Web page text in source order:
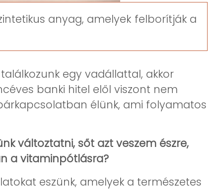
anyag, amelyek felborítják a
egy vadállattal, akkor
banki hitel elől viszont nem
élünk, ami folyamatos
változtatni, sőt azt veszem észre,
a vitaminpótlásra?
eszünk, amelyek a természetes